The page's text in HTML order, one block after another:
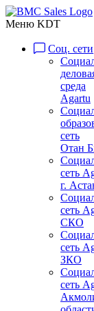
Меню KDT
Соц. сети
среда
Agartu
сеть
Отан
сеть
г.
сеть
СКО
сеть
ЗКО
сеть